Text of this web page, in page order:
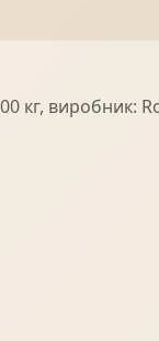
виробник: